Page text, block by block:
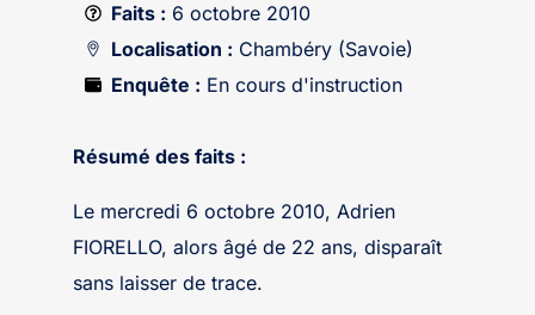
Faits : 6 octobre 2010
Localisation : Chambéry (Savoie)
Enquête : En cours d'instruction
Résumé des faits :
Le mercredi 6 octobre 2010, Adrien
FIORELLO, alors âgé de 22 ans, disparaît
sans laisser de trace.